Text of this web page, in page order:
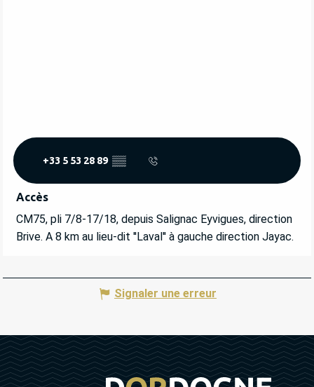
+33 5 53 28 89 ▒▒
Accès
Accès
CM75, pli 7/8-17/18, depuis Salignac Eyvigues, direction
Brive. A 8 km au lieu-dit ''Laval'' à gauche direction Jayac.
Signaler une erreur